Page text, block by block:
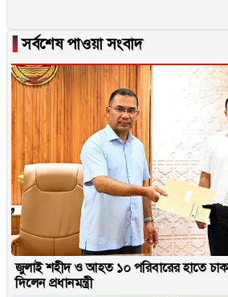
▐সর্বশেষ পাওয়া সংবাদ
জুলাই শহীদ ও আহত ১০ পরিবারের হাতে
দিলেন প্রধানমন্ত্রী